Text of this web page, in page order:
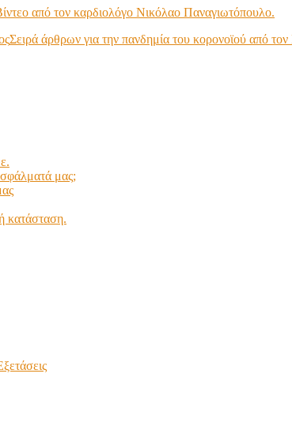
από τον καρδιολόγο Νικόλαο Παναγιωτόπουλο.
Σειρά άρθρων για την πανδημία του κορονοϊού από
μας;
κατάσταση.